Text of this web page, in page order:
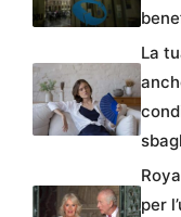
La
per